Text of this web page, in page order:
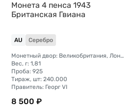
Монета 4 пенса 1943
Британская Гвиана
AU Серебро
Монетный двор: Великобритания, Лондон
Вес, г: 1,81
Проба: 925
Тираж, шт: 240.000
Правитель: Георг VI
8 500 ₽